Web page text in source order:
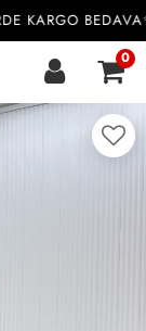
KARGO BEDAVA✨
0